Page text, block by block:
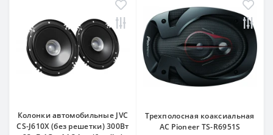
Колонки автомобильные JVC
CS-J610X (без решетки) 300Вт
Трехполосная коаксиальная
АС Pioneer TS-R6951S